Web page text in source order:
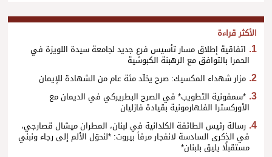
الأكثر قراءة
اتفاقية إطلاق مسار تأسيس فرع جديد لجامعة سيدة اللويزة في
الحمرا بالتوافق مع الرهبنة الكبوشية
مزار شهداء المكسيك: صرح يخلّد مئة عام من الشهادة للإيمان
*سمفونية التطويب* في الصرح البطريركي في الديمان مع
الأوركسترا الفلهارمونية بقيادة فازليان
رسالة رئيس الطائفة الكلدانية في لبنان، المطران ميشال قصارجي،
في الذكرى السادسة لانفجار مرفأ بيروت: *لنحوّل الألم إلى رجاء ونبني
مستقبلًا يليق بلبنان*